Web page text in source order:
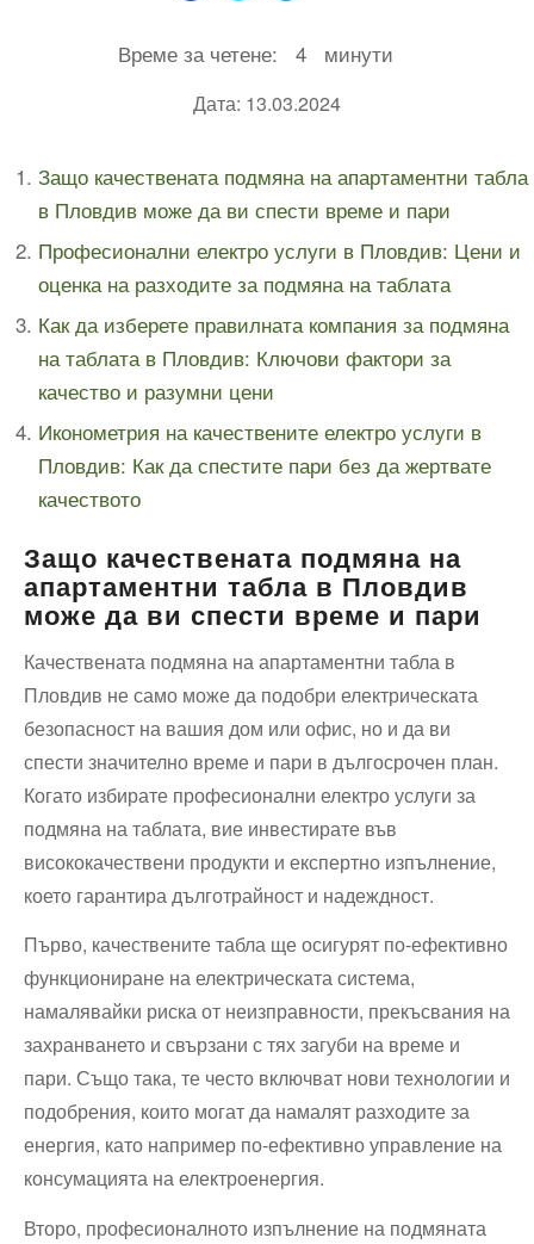
Време за четене: 4 минути
Дата: 13.03.2024
Защо качествената подмяна на апартаментни табла
в Пловдив може да ви спести време и пари
Професионални електро услуги в Пловдив: Цени и
оценка на разходите за подмяна на таблата
Как да изберете правилната компания за подмяна
на таблата в Пловдив: Ключови фактори за
качество и разумни цени
Иконометрия на качествените електро услуги в
Пловдив: Как да спестите пари без да жертвате
качеството
Защо качествената подмяна на
апартаментни табла в Пловдив
може да ви спести време и пари
Качествената подмяна на апартаментни табла в
Пловдив не само може да подобри електрическата
безопасност на вашия дом или офис, но и да ви
спести значително време и пари в дългосрочен план.
Когато избирате професионални електро услуги за
подмяна на таблата, вие инвестирате във
висококачествени продукти и експертно изпълнение,
което гарантира дълготрайност и надеждност.
Първо, качествените табла ще осигурят по-ефективно
функциониране на електрическата система,
намалявайки риска от неизправности, прекъсвания на
захранването и свързани с тях загуби на време и
пари. Също така, те често включват нови технологии и
подобрения, които могат да намалят разходите за
енергия, като например по-ефективно управление на
консумацията на електроенергия.
Второ, професионалното изпълнение на подмяната